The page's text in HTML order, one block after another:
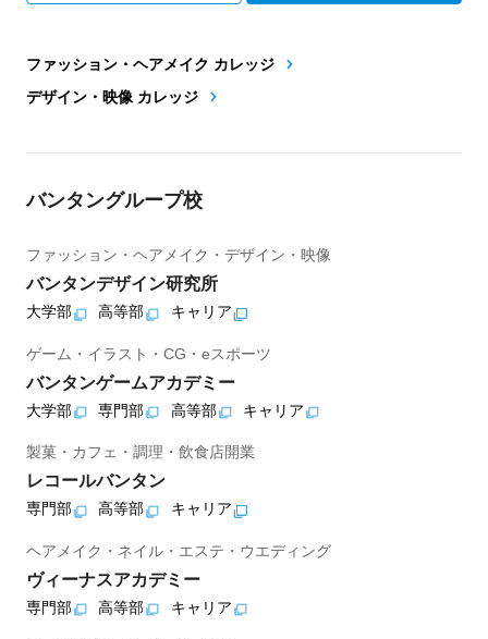
ファッション・ヘアメイク カレッジ
デザイン・映像 カレッジ
バンタングループ校
ファッション・ヘアメイク・デザイン・映像
バンタンデザイン研究所
大学部 高等部 キャリア
ゲーム・イラスト・CG・eスポーツ
バンタンゲームアカデミー
大学部 専門部 高等部 キャリア
製菓・カフェ・調理・飲食店開業
レコールバンタン
専門部 高等部 キャリア
ヘアメイク・ネイル・エステ・ウエディング
ヴィーナスアカデミー
専門部 高等部 キャリア